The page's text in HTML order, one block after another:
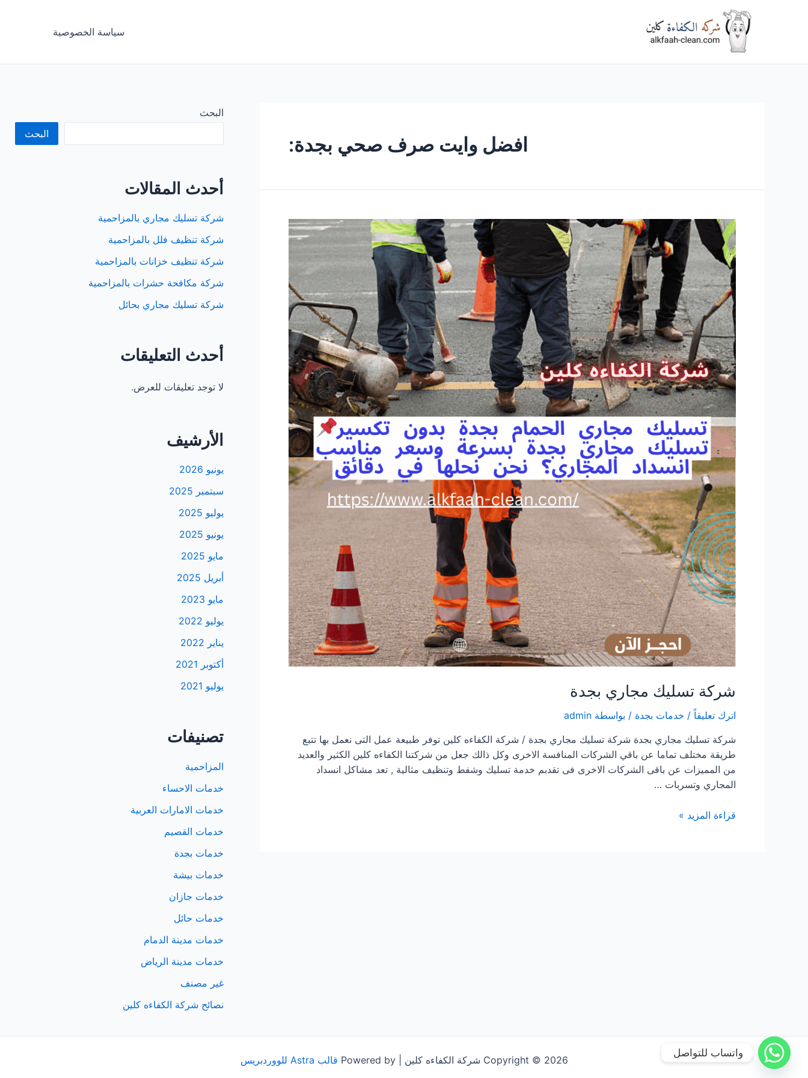
سياسة الخصوصية
افضل وايت صرف صحي بجدة:
شركة تسليك مجاري بجدة
اترك تعليقاً / خدمات بجدة / بواسطة admin
شركة تسليك مجاري بجدة شركة تسليك مجاري بجدة / شركة الكفاءه كلين توفر طبيعة عمل التى نعمل بها تتبع
طريقة مختلف تماما عن باقي الشركات المنافسة الاخرى وكل ذالك جعل من شركتنا الكفاءه كلين الكثير والعديد
من المميزات عن باقى الشركات الاخرى فى تقدبم خدمة تسليك وشفط وتنظيف مثالية , تعد مشاكل انسداد
المجاري وتسربات …
شركة
قراءة المزيد »
البحث
البحث
أحدث المقالات
شركة تسليك مجاري بالمزاحمية
شركة تنظيف فلل بالمزاحمية
شركة تنظيف خزانات بالمزاحمية
شركة مكافحة حشرات بالمزاحمية
شركة تسليك مجاري بحائل
أحدث التعليقات
لا توجد تعليقات للعرض.
الأرشيف
يونيو 2026
سبتمبر 2025
يوليو 2025
يونيو 2025
مايو 2025
أبريل 2025
مايو 2023
يوليو 2022
يناير 2022
أكتوبر 2021
يوليو 2021
تصنيفات
المزاحمية
خدمات الاحساء
خدمات الامارات العربية
خدمات القصيم
خدمات بجدة
خدمات بيشة
خدمات جازان
خدمات حائل
خدمات مدينة الدمام
خدمات مدينة الرياض
غير مصنف
نصائح شركة الكفاءه كلين
Copyright © 2026 شركة الكفاءه كلين | Powered by قالب Astra للووردبريس
واتساب للتواصل